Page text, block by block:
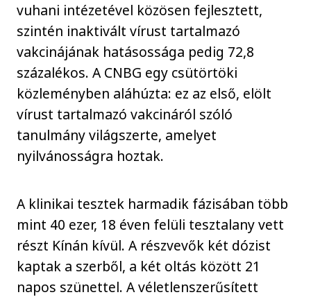
vuhani intézetével közösen fejlesztett,
szintén inaktivált vírust tartalmazó
vakcinájának hatásossága pedig 72,8
százalékos. A CNBG egy csütörtöki
közleményben aláhúzta: ez az első, elölt
vírust tartalmazó vakcináról szóló
tanulmány világszerte, amelyet
nyilvánosságra hoztak.
A klinikai tesztek harmadik fázisában több
mint 40 ezer, 18 éven felüli tesztalany vett
részt Kínán kívül. A részvevők két dózist
kaptak a szerből, a két oltás között 21
napos szünettel. A véletlenszerűsített